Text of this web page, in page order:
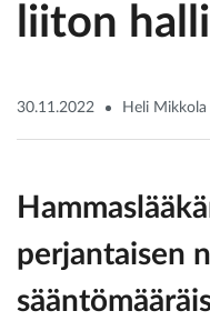
liiton
30.11.2022 Heli Mikkola
perjantaisen